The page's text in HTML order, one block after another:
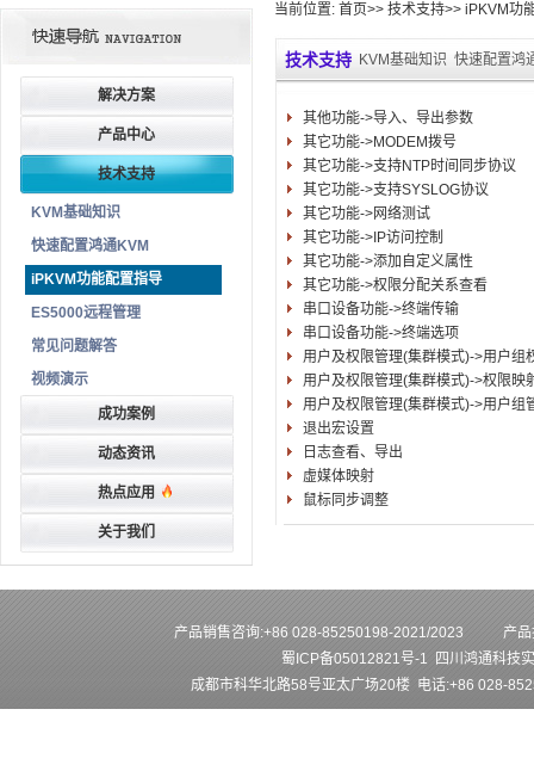
解决方案
产品中心
技术支持
KVM基础知识
快速配置鸿通KVM
iPKVM功能配置指导
ES5000远程管理
常见问题解答
视频演示
成功案例
动态资讯
热点应用
关于我们
当前位置: 首页>> 技术支持>> iPKVM功
技术支持 KVM基础知识 快速配置鸿
其他功能->导入、导出参数
其它功能->MODEM拨号
其它功能->支持NTP时间同步协议
其它功能->支持SYSLOG协议
其它功能->网络测试
其它功能->IP访问控制
其它功能->添加自定义属性
其它功能->权限分配关系查看
串口设备功能->终端传输
串口设备功能->终端选项
用户及权限管理(集群模式)->用户组
用户及权限管理(集群模式)->权限映
用户及权限管理(集群模式)->用户组
退出宏设置
日志查看、导出
虚媒体映射
鼠标同步调整
产品销售咨询:+86 028-85250198-2021/2023
产
蜀ICP备05012821号-1 四川鸿通科技
成都市科华北路58号亚太广场20楼 电话:+86 028-